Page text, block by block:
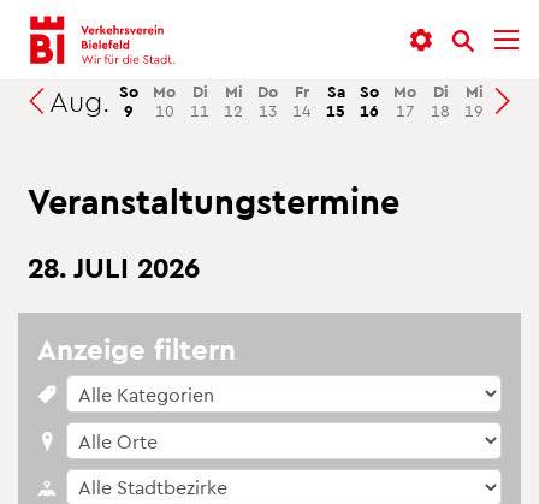
In­
halt
an­
sprin­
Menü
an­
sprin­
gen
Suche
an­
sprin­
gen
Suchen
Aug. So
9
Mo
10
Di
11
Mi
12
Do
13
Fr
14
Sa
15
So
16
Mo
17
Di
18
Mi
19
Do
20
Ver­an­stal­tungs­ter­mi­ne
28. JULI 2026
An­zei­ge fil­tern